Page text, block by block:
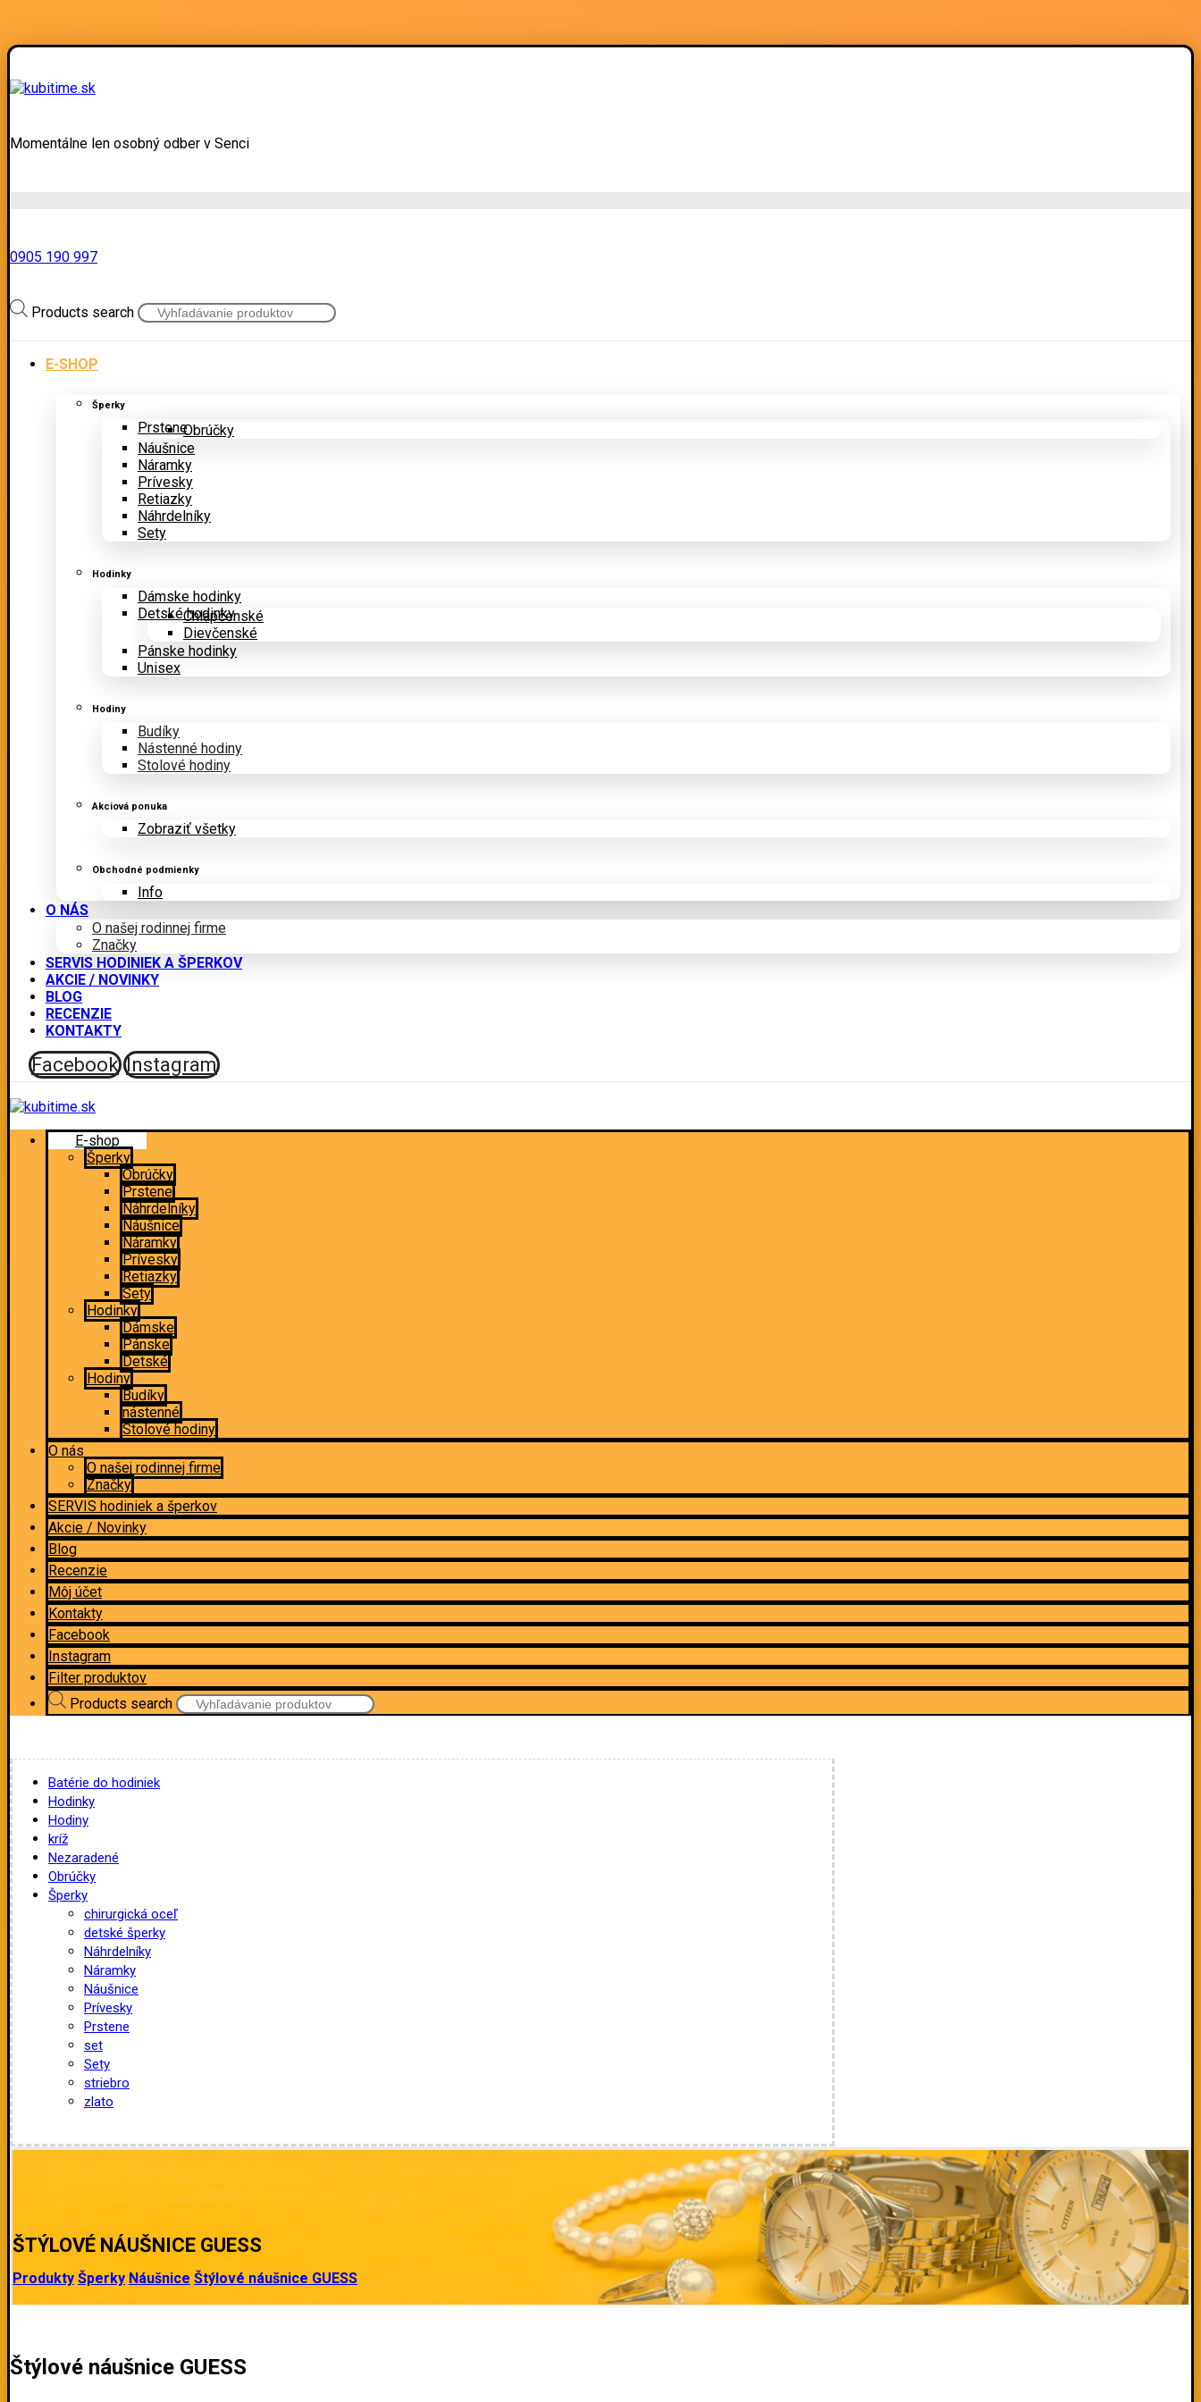
Momentálne len osobný odber v Senci
0905 190 997
Products search
E-SHOP
Šperky
PrsteneObrúčky
Náušnice
Náramky
Prívesky
Retiazky
Náhrdelníky
Sety
Hodinky
Dámske hodinky
Detské hodinky
Chlapčenské
Dievčenské
Pánske hodinky
Unisex
Hodiny
Budíky
Nástenné hodiny
Stolové hodiny
Akciová ponuka
Zobraziť všetky
Obchodné podmienky
Info
O NÁS
O našej rodinnej firme
Značky
SERVIS HODINIEK A ŠPERKOV
AKCIE / NOVINKY
BLOG
RECENZIE
KONTAKTY
Facebook Instagram
E-shop
Šperky
Obrúčky
Prstene
Náhrdelníky
Náušnice
Náramky
Prívesky
Retiazky
Sety
Hodinky
Dámske
Pánske
Detské
Hodiny
Budíky
nástenné
Stolové hodiny
O nás
O našej rodinnej firme
Značky
SERVIS hodiniek a šperkov
Akcie / Novinky
Blog
Recenzie
Môj účet
Kontakty
Facebook
Instagram
Filter produktov
Products search
Batérie do hodiniek
Hodinky
Hodiny
kríž
Nezaradené
Obrúčky
Šperky
chirurgická oceľ
detské šperky
Náhrdelníky
Náramky
Náušnice
Prívesky
Prstene
set
Sety
striebro
zlato
ŠTÝLOVÉ NÁUŠNICE GUESS
Produkty Šperky Náušnice Štýlové náušnice GUESS
Štýlové náušnice GUESS